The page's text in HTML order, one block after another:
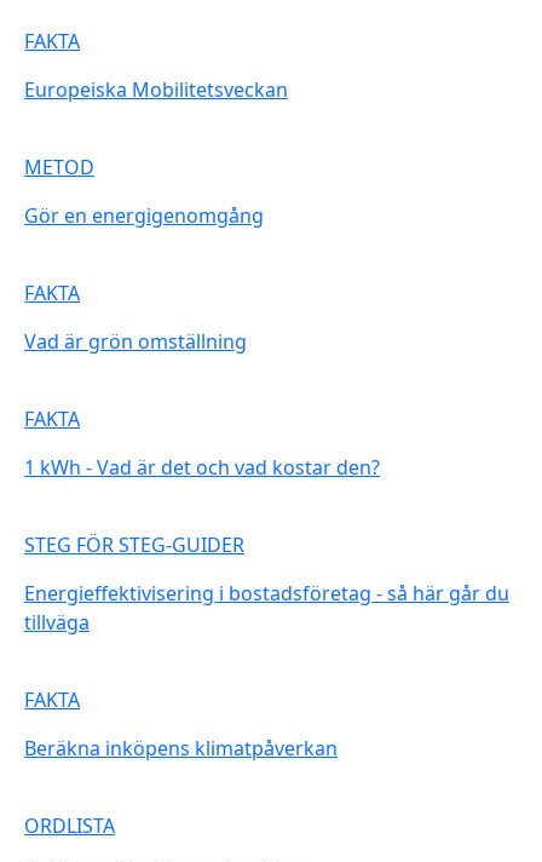
FAKTA
Europeiska Mobilitetsveckan
METOD
Gör en energigenomgång
FAKTA
Vad är grön omställning
FAKTA
1 kWh - Vad är det och vad kostar den?
STEG FÖR STEG-GUIDER
Energieffektivisering i bostadsföretag - så här går du
tillväga
FAKTA
Beräkna inköpens klimatpåverkan
ORDLISTA